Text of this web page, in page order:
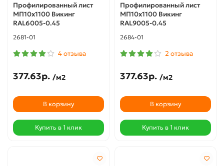
Профилированный лист
МП10х1100 Викинг
RAL6005-0.45
2681-01
4 отзыва
377.63р. /м2
В корзину
Купить в 1 клик
Профилированный лист
МП10х1100 Викинг
RAL9005-0.45
2684-01
2 отзыва
377.63р. /м2
В корзину
Купить в 1 клик